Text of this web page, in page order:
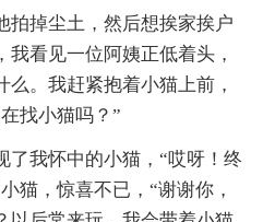
拍掉尘土，然后想挨家挨户
看见一位阿姨正低着头，
。我赶紧抱着小猫上前，
找小猫吗？”
了我怀中的小猫，“哎呀！终
猫，惊喜不已，“谢谢你，